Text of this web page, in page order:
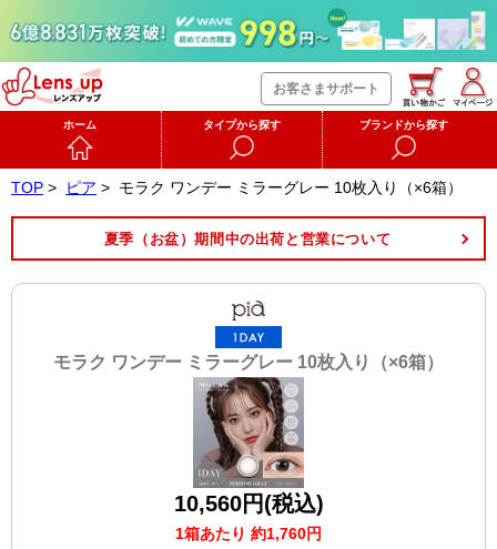
お客さまサポート
ホーム タイプから探す ブランドから探す
TOP > ピア > モラク ワンデー ミラーグレー 10枚入り（×6箱）
夏季（お盆）期間中の出荷と営業について
モラク ワンデー ミラーグレー 10枚入り（×6箱）
10,560円(税込)
1箱あたり 約1,760円